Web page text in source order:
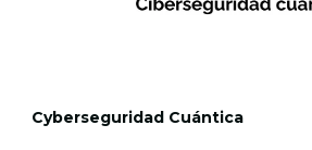
Cyberseguridad Cuántica